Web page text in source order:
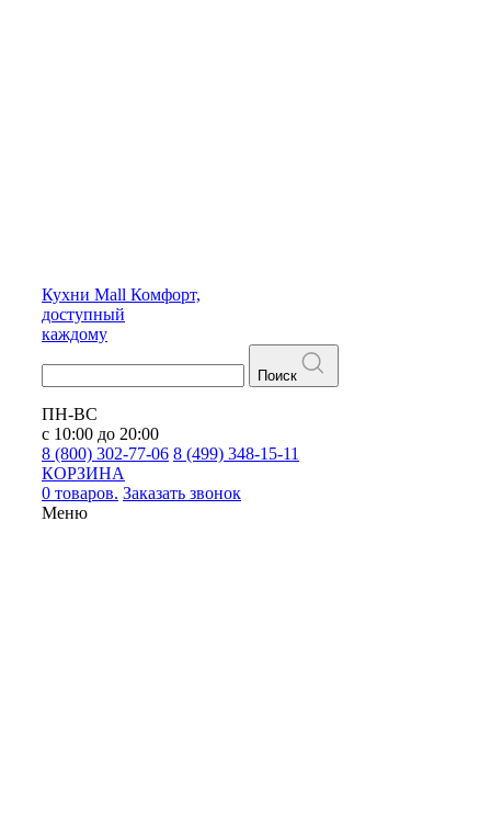
Кухни Mall Комфорт,
доступный
каждому
Поиск
ПН-ВС
с 10:00 до 20:00
8 (800) 302-77-06 8 (499) 348-15-11
КОРЗИНА
0 товаров. Заказать звонок
Меню